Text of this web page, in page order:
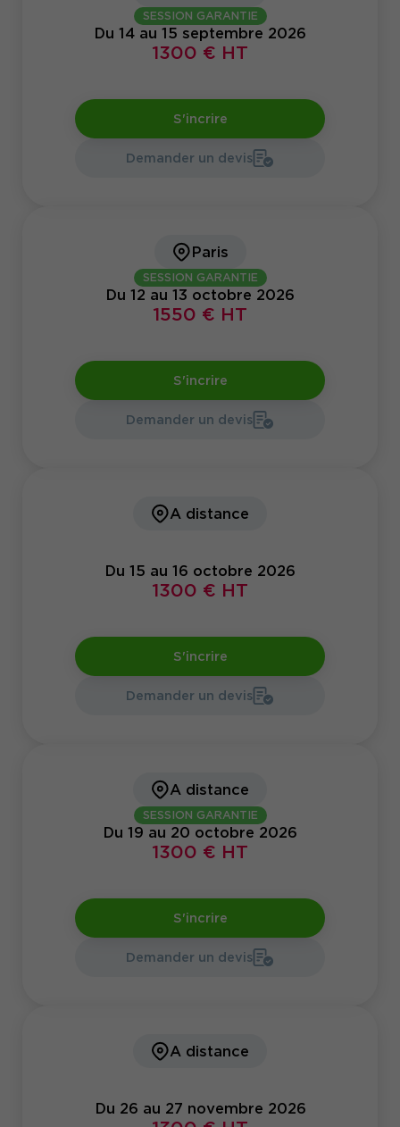
SESSION GARANTIE
Du 14 au 15 septembre 2026
1300 € HT
S'incrire
Demander un devis
Paris
SESSION GARANTIE
Du 12 au 13 octobre 2026
1550 € HT
S'incrire
Demander un devis
A distance
Du 15 au 16 octobre 2026
1300 € HT
S'incrire
Demander un devis
A distance
SESSION GARANTIE
Du 19 au 20 octobre 2026
1300 € HT
S'incrire
Demander un devis
A distance
Du 26 au 27 novembre 2026